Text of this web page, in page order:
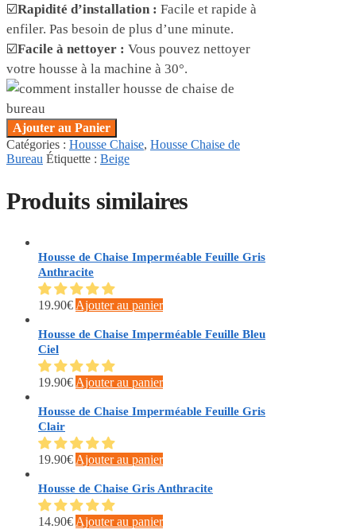
☑️Rapidité d’installation : Facile et rapide à
enfiler. Pas besoin de plus d’une minute.
☑️Facile à nettoyer : Vous pouvez nettoyer
votre housse à la machine à 30°.
Ajouter au Panier
Catégories : Housse Chaise, Housse Chaise de
Bureau Étiquette : Beige
Produits similaires
Housse de Chaise Imperméable Feuille Gris
Anthracite
19.90€ Ajouter au panier
Housse de Chaise Imperméable Feuille Bleu
Ciel
19.90€ Ajouter au panier
Housse de Chaise Imperméable Feuille Gris
Clair
19.90€ Ajouter au panier
Housse de Chaise Gris Anthracite
14.90€ Ajouter au panier